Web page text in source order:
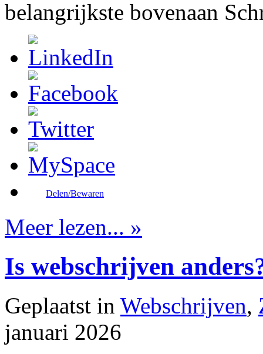
belangrijkste bovenaan
Delen/Bewaren
Meer lezen... »
Is webschrijven
Geplaatst in Webschrijven,
januari 2026